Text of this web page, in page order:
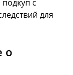
с
для
о